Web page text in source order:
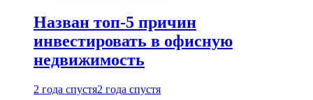
Назван топ-5 причин
инвестировать в офисную
недвижимость
2 года спустя2 года спустя